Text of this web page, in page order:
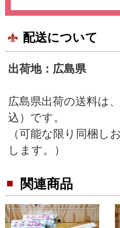
配送について
出荷地：広島県
広島県出荷の送料は
込）です。
（可能な限り同梱し
します。）
関連商品